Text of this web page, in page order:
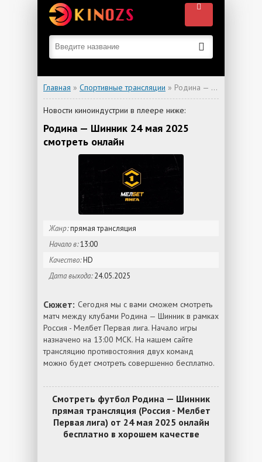
Главная » Спортивные трансляции » Родина — Шинник
Новости киноиндустрии в плеере ниже:
Родина — Шинник 24 мая 2025
смотреть онлайн
Жанр:прямая трансляция
Начало в:13:00
Качество:HD
Дата выхода:24.05.2025
Сюжет: Сегодня мы с вами сможем смотреть
матч между клубами Родина — Шинник в рамках
Россия - Мелбет Первая лига. Начало игры
назначено на 13:00 МСК. На нашем сайте
трансляцию противостояния двух команд
можно будет смотреть совершенно бесплатно.
Смотреть футбол Родина — Шинник
прямая трансляция (Россия - Мелбет
Первая лига) от 24 мая 2025 онлайн
бесплатно в хорошем качестве